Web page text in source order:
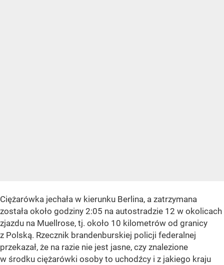
Ciężarówka jechała w kierunku Berlina, a zatrzymana
została około godziny 2:05 na autostradzie 12 w okolicach
zjazdu na Muellrose, tj. około 10 kilometrów od granicy
z Polską. Rzecznik brandenburskiej policji federalnej
przekazał, że na razie nie jest jasne, czy znalezione
w środku ciężarówki osoby to uchodźcy i z jakiego kraju